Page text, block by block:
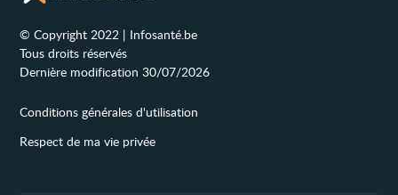
© Copyright 2022 | Infosanté.be
Tous droits réservés
Dernière modification 30/07/2026
Conditions générales d'utilisation
Respect de ma vie privée